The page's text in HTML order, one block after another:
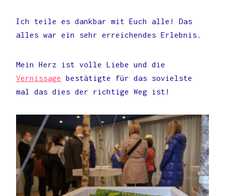
Ich teile es dankbar mit Euch alle! Das
alles war ein sehr erreichendes Erlebnis.
Mein Herz ist volle Liebe und die
Vernissage bestätigte für das sovielste
mal das dies der richtige Weg ist!